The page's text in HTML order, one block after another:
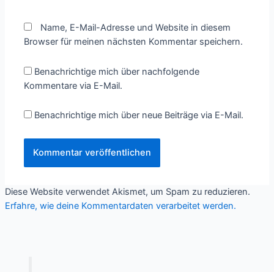
Name, E-Mail-Adresse und Website in diesem
Browser für meinen nächsten Kommentar speichern.
Benachrichtige mich über nachfolgende
Kommentare via E-Mail.
Benachrichtige mich über neue Beiträge via E-Mail.
Diese Website verwendet Akismet, um Spam zu reduzieren.
Erfahre, wie deine Kommentardaten verarbeitet werden.